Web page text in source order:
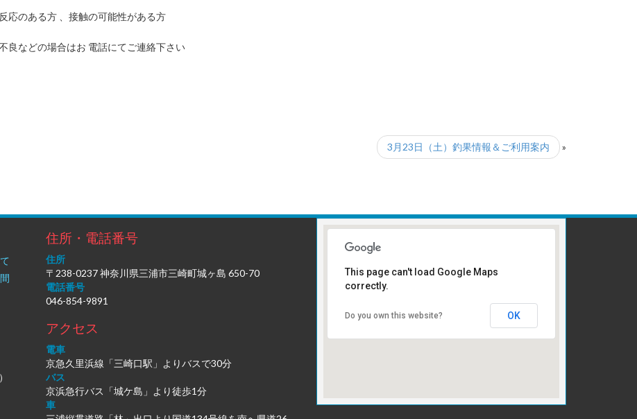
応のある方 、接触の可能性がある方
良などの場合はお 電話にてご連絡下さい
3月23日（土）釣果情報＆ご利用案内 »
住所・電話番号
住所
〒238-0237 神奈川県三浦市三崎町城ヶ島 650-70
電話番号
046-854-9891
アクセス
電車
京急久里浜線「三崎口駅」よりバスで30分
バス
京浜急行バス「城ケ島」より徒歩1分
車
This page can't load Google Maps
correctly.
Do you own this website? OK